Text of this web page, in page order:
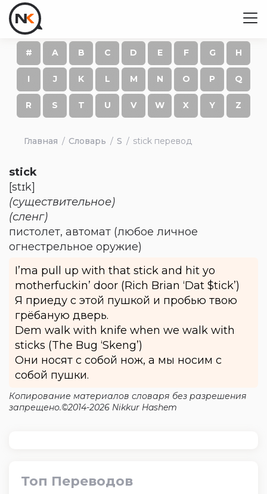
# A B C D E F G H
I J K L M N O P Q
R S T U V W X Y Z
Главная Словарь S stick перевод
stick
[stɪk]
(существительное)
(сленг)
пистолет, автомат (любое личное
огнестрельное оружие)
I’ma pull up with that stick and hit yo
motherfuckin’ door (Rich Brian ‘Dat $tick’)
Я приеду с этой пушкой и пробью твою
грёбаную дверь.
Dem walk with knife when we walk with
sticks (The Bug ‘Skeng’)
Они носят с собой нож, а мы носим с
собой пушки.
Копирование материалов словаря без разрешения
запрещено.©2014-2026 Nikkur Hashem
Топ Переводов